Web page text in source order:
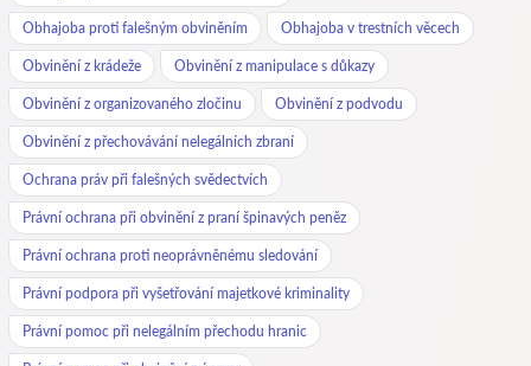
Obhajoba proti falešným obviněním Obhajoba v trestních věcech
Obvinění z krádeže Obvinění z manipulace s důkazy
Obvinění z organizovaného zločinu Obvinění z podvodu
Obvinění z přechovávání nelegálních zbraní
Ochrana práv při falešných svědectvích
Právní ochrana při obvinění z praní špinavých peněz
Právní ochrana proti neoprávněnému sledování
Právní podpora při vyšetřování majetkové kriminality
Právní pomoc při nelegálním přechodu hranic